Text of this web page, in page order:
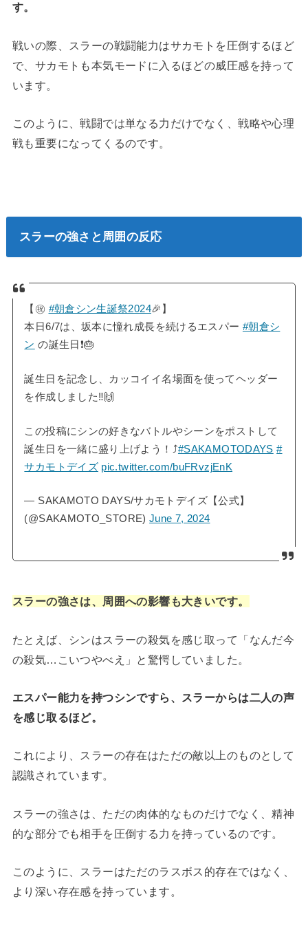
す。
戦いの際、スラーの戦闘能力はサカモトを圧倒するほど
で、サカモトも本気モードに入るほどの威圧感を持って
います。
このように、戦闘では単なる力だけでなく、戦略や心理
戦も重要になってくるのです。
スラーの強さと周囲の反応
【㊗️ #朝倉シン生誕祭2024🎉】
本日6/7は、坂本に憧れ成長を続けるエスパー #朝倉シ
ン の誕生日❗️🎂
誕生日を記念し、カッコイイ名場面を使ってヘッダー
を作成しました‼️🙌
この投稿にシンの好きなバトルやシーンをポストして
誕生日を一緒に盛り上げよう！⤴️#SAKAMOTODAYS #
サカモトデイズ pic.twitter.com/buFRvzjEnK
— SAKAMOTO DAYS/サカモトデイズ【公式】
(@SAKAMOTO_STORE)June 7, 2024
スラーの強さは、周囲への影響も大きいです。
たとえば、シンはスラーの殺気を感じ取って「なんだ今
の殺気…こいつやべえ」と驚愕していました。
エスパー能力を持つシンですら、スラーからは二人の声
を感じ取るほど。
これにより、スラーの存在はただの敵以上のものとして
認識されています。
スラーの強さは、ただの肉体的なものだけでなく、精神
的な部分でも相手を圧倒する力を持っているのです。
このように、スラーはただのラスボス的存在ではなく、
より深い存在感を持っています。